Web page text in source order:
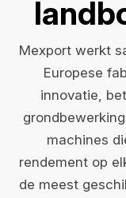
Mexport werkt
Europese
innovatie,
machines
rendement op
de meest